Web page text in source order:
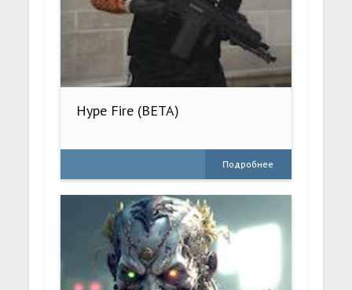
Hype Fire (BETA)
Подробнее